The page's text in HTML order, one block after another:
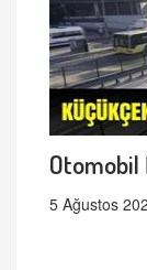
Otomobil
5 Ağustos